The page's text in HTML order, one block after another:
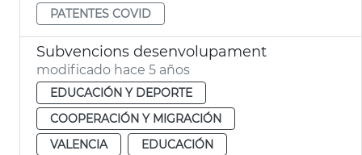
PATENTES COVID
Subvencions desenvolupament
modificado hace 5 años
EDUCACIÓN Y DEPORTE
COOPERACIÓN Y MIGRACIÓN
VALENCIA
EDUCACIÓN